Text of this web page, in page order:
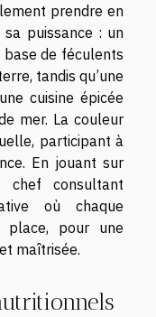
prendre en
puissance : un
de féculents
tandis qu’une
cuisine épicée
mer. La couleur
participant à
En jouant sur
chef consultant
où chaque
pour une
maîtrisée.